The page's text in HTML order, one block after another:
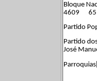
Bloque
4609
Partido
Partido
José